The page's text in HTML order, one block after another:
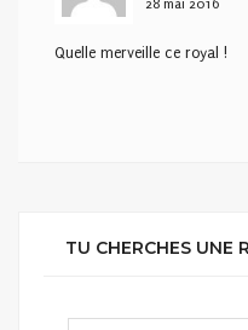
28 mai 2016
Quelle merveille ce royal !
TU CHERCHES UNE